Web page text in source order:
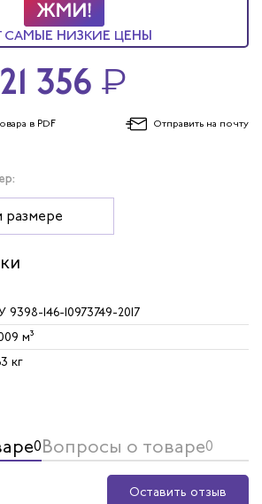
размере
9398-146-10973749-2017
м³
кг
САМЫЕ НИЗКИЕ ЦЕНЫ
21 356 ₽
в PDF Отправить на почту
0Вопросы о товаре0
Оставить отзыв